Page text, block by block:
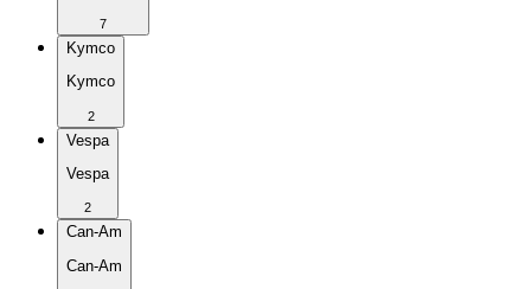
7
Kymco
Kymco
2
Vespa
Vespa
2
Can-Am
Can-Am